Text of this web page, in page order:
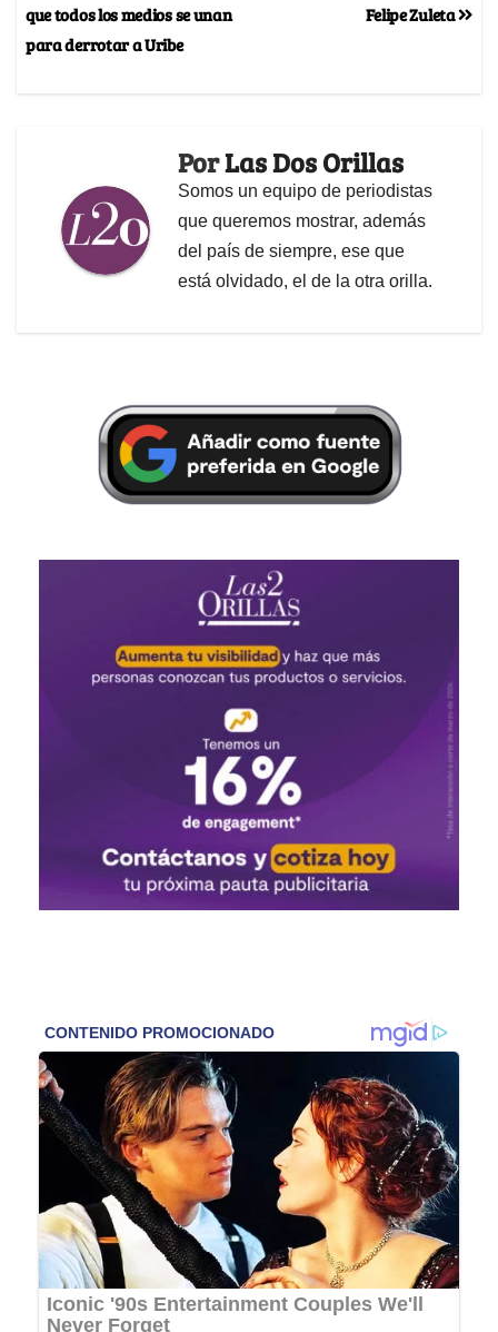
Felipe Zuleta
que todos los medios se unan
para derrotar a Uribe
PorLas Dos Orillas
Somos un equipo de periodistas
que queremos mostrar, además
del país de siempre, ese que
está olvidado, el de la otra orilla.